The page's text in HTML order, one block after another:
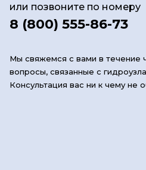
или позвоните по номеру
8 (800) 555-86-73
Мы свяжемся с вами в течение
вопросы, связанные с
Консультация вас ни к чему не